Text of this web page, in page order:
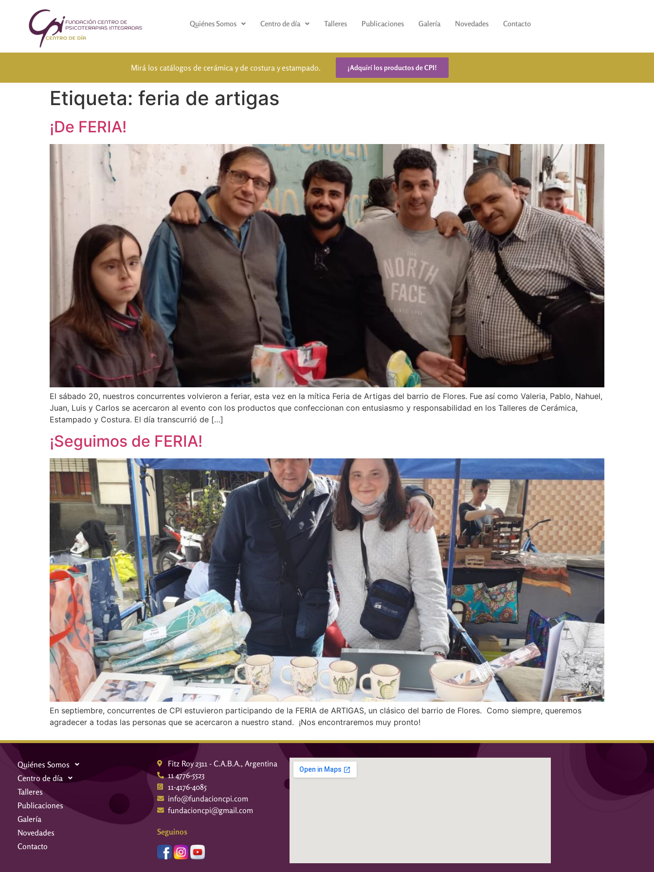
Quiénes Somos Centro de día Talleres Publicaciones Galería Novedades Contacto
Mirá los catálogos de cerámica y de costura y estampado. ¡Adquirí los productos de CPI!
Etiqueta: feria de artigas
¡De FERIA!
El sábado 20, nuestros concurrentes volvieron a feriar, esta vez en la mítica Feria de Artigas del barrio de Flores. Fue así como Valeria, Pablo, Nahuel,
Juan, Luis y Carlos se acercaron al evento con los productos que confeccionan con entusiasmo y responsabilidad en los Talleres de Cerámica,
Estampado y Costura. El día transcurrió de […]
¡Seguimos de FERIA!
En septiembre, concurrentes de CPI estuvieron participando de la FERIA de ARTIGAS, un clásico del barrio de Flores. Como siempre, queremos
agradecer a todas las personas que se acercaron a nuestro stand. ¡Nos encontraremos muy pronto!
Quiénes Somos
Centro de día
Talleres
Publicaciones
Galería
Novedades
Contacto
Fitz Roy 2311 - C.A.B.A., Argentina
11 4776-5523
11-4176-4085
info@fundacioncpi.com
fundacioncpi@gmail.com
Seguinos